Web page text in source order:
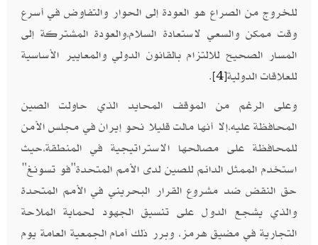
للخروج من الصراع هو العودة إلى الحوار والتفاوض في أسرع
وقت ممكن والسعي لاستعادة السلام،والعودة المشتركة إلى
المسار الصحيح للالتزام بالقانون الدولي والمعايير الأساسية
للعلاقات الدولية[4]
.
وعلى الرغم من الموقف المحايد الذي حاولت الصين
المحافظة عليه،إلا أنها مالت قليلا نحو إيران في مجلس الأمن
للمحافظة على مصالحها الاستراتيجية في المنطقة،حيث
استخدم الممثل الدائم للصين لدى الأمم المتحدة"فو تسونغ"
حق النقض ضد مشروع القرار البحريني في الأمم المتحدة
والذي يشجع الدول ‌على تنسيق الجهود لحماية الملاحة
التجارية في مضيق هرمز، وبرر ذلك أمام الجمعية العامة يوم